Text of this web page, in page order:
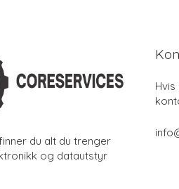
du alt du trenger
og datautstyr